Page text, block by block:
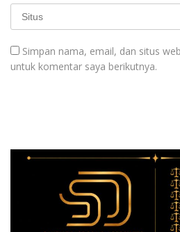
Simpan nama, email, dan situs
untuk komentar saya berikutnya.